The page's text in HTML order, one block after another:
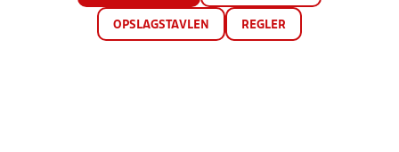
OPSLAGSTAVLEN REGLER